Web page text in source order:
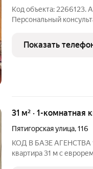
Код объекта: 2266123.
Персональный
садов. Косметический
объединяет кухню со
Показать
31 м² · 1-комнатная
Пятигорская улица,116
КОД В БАЗЕ АГЕНСТВА
квартира 31 м с